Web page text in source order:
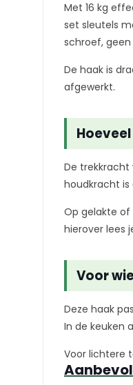
Met 16 kg
set sleutels
schroef,
De haak is
afgewerkt.
De
houdkracht is
Op gelakte
hierover lees
Voor
Deze haak
In de keuken
Voor lichtere